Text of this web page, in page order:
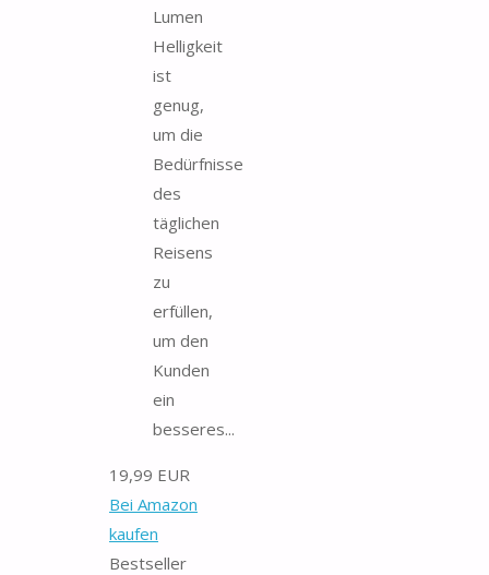
Lumen
Helligkeit
ist
genug,
um die
Bedürfnisse
des
täglichen
Reisens
zu
erfüllen,
um den
Kunden
ein
besseres...
19,99 EUR
Bei Amazon
kaufen
Bestseller